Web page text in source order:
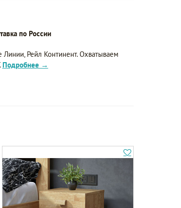
по России
Рейл Континент. Охватываем
Подробнее →